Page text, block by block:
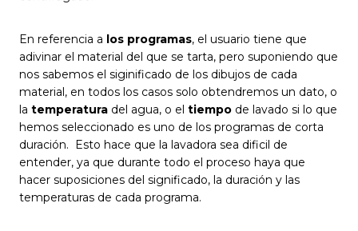
En referencia a los programas, el usuario tiene que
adivinar el material del que se tarta, pero suponiendo que
nos sabemos el siginificado de los dibujos de cada
material, en todos los casos solo obtendremos un dato, o
la temperatura del agua, o el tiempo de lavado si lo que
hemos seleccionado es uno de los programas de corta
duración. Esto hace que la lavadora sea dificil de
entender, ya que durante todo el proceso haya que
hacer suposiciones del significado, la duración y las
temperaturas de cada programa.